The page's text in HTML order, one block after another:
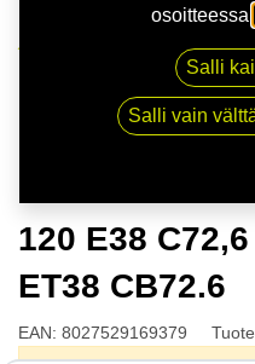
MSW 74 G.BLK/POL |
5/120 ET38 CB72.6
120 E38
ET38 CB72.6
EAN: 8027529169379
osoitteessa
Salli
Salli vain